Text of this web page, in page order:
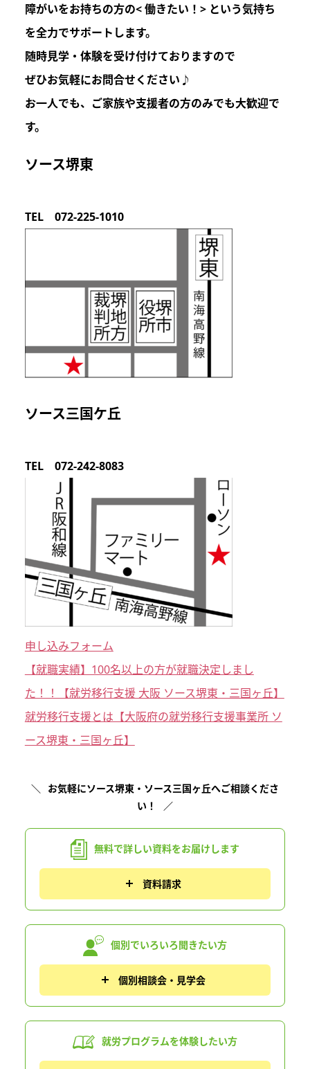
障がいをお持ちの方の< 働きたい！> という気持ち
を全力でサポートします。
随時見学・体験を受け付けておりますので
ぜひお気軽にお問合せください♪
お一人でも、ご家族や支援者の方のみでも大歓迎で
す。
ソース堺東
TEL 072-225-1010
ソース三国ケ丘
TEL 072-242-8083
申し込みフォーム
【就職実績】100名以上の方が就職決定しまし
た！！【就労移行支援 大阪 ソース堺東・三国ヶ丘】
就労移行支援とは【大阪府の就労移行支援事業所 ソ
ース堺東・三国ヶ丘】
お気軽にソース堺東・ソース三国ヶ丘へご相談くださ
い！
無料で詳しい資料をお届けします
資料請求
個別でいろいろ聞きたい方
個別相談会・見学会
就労プログラムを体験したい方